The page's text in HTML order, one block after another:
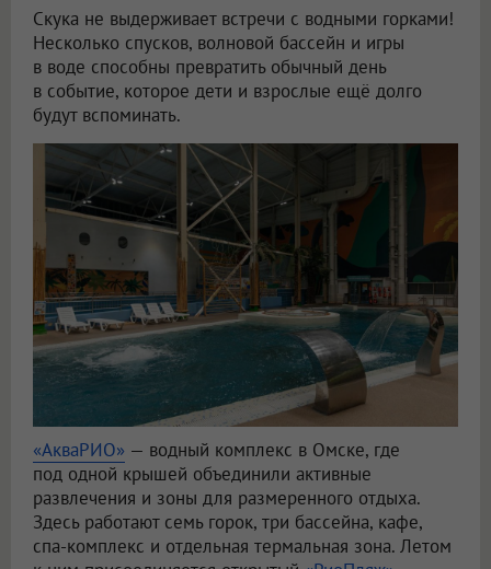
Скука не выдерживает встречи с водными горками!
Несколько спусков, волновой бассейн и игры
в воде способны превратить обычный день
в событие, которое дети и взрослые ещё долго
будут вспоминать.
«АкваРИО» — водный комплекс в Омске, где
под одной крышей объединили активные
развлечения и зоны для размеренного отдыха.
Здесь работают семь горок, три бассейна, кафе,
спа-комплекс и отдельная термальная зона. Летом